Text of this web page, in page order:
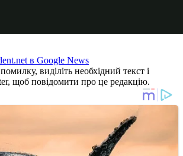
в Google News
виділіть необхідний текст і
щоб повідомити про це редакцію.